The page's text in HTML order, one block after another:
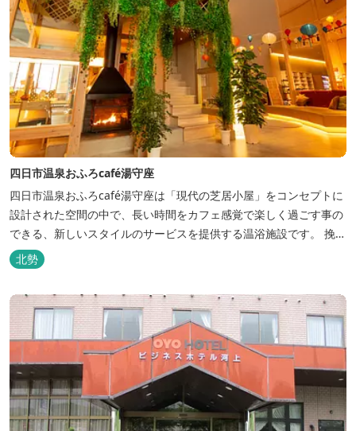
四日市温泉おふろcafé湯守座
四日市温泉おふろcafé湯守座は「現代の芝居小屋」をコンセプトに
設計された空間の中で、長い時間をカフェ感覚で楽しく過ごす事の
できる、新しいスタイルのサービスを提供する温浴施設です。 挽き
たてコーヒーやコミック、雑誌、マッサージチェア、Wi-Fiを無料
でご利用いただけます。
北勢